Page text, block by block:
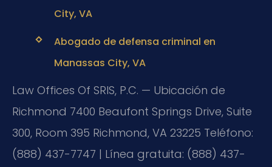
City, VA
Abogado de defensa criminal en
Manassas City, VA
Law Offices Of SRIS, P.C. — Ubicación de
Richmond 7400 Beaufont Springs Drive, Suite
300, Room 395 Richmond, VA 23225 Teléfono:
(888) 437-7747 | Línea gratuita: (888) 437-